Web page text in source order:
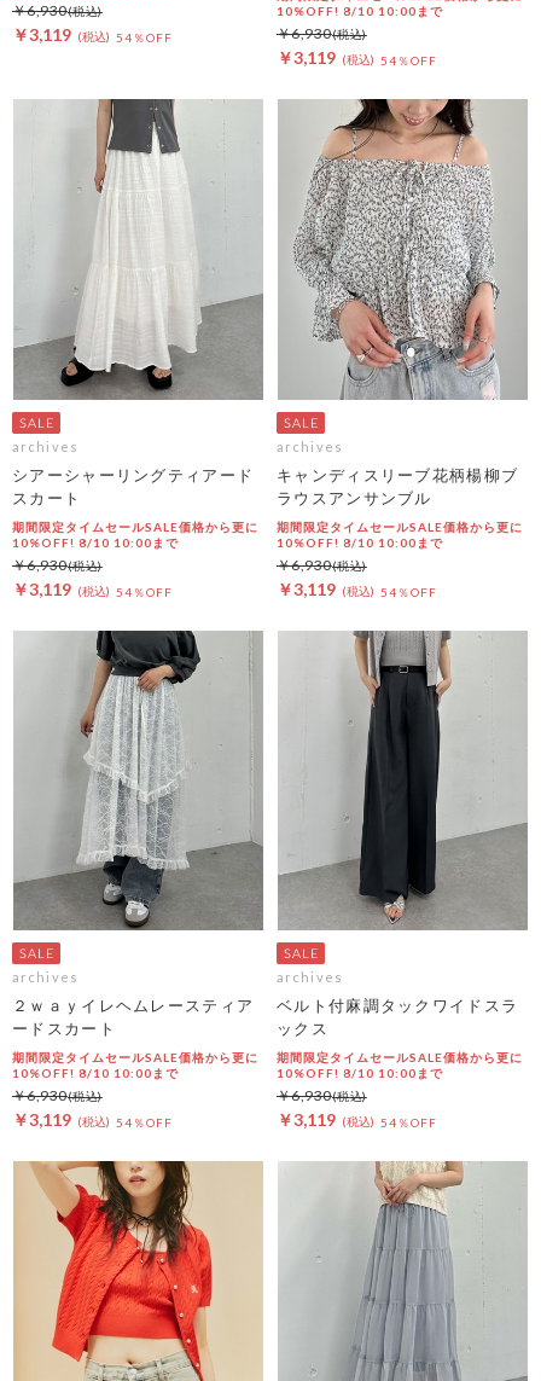
￥3,119 54％OFF
￥6,930
10%OFF! 8/10 10:00まで
￥3,119 54％OFF
￥6,930
archives
シアーシャーリングティアード
スカート
期間限定タイムセールSALE価格から更に
10%OFF! 8/10 10:00まで
￥3,119 54％OFF
￥6,930
archives
キャンディスリーブ花柄楊柳ブ
ラウスアンサンブル
期間限定タイムセールSALE価格から更に
10%OFF! 8/10 10:00まで
￥3,119 54％OFF
￥6,930
archives
２ｗａｙイレヘムレースティア
ードスカート
期間限定タイムセールSALE価格から更に
10%OFF! 8/10 10:00まで
￥3,119 54％OFF
￥6,930
archives
ベルト付麻調タックワイドスラ
ックス
期間限定タイムセールSALE価格から更に
10%OFF! 8/10 10:00まで
￥3,119 54％OFF
￥6,930